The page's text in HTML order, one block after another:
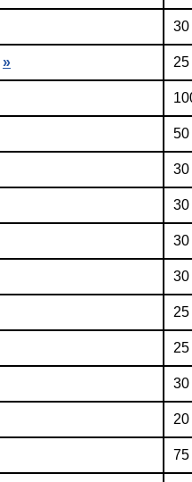
30
»
50
30
30
30
30
30
75